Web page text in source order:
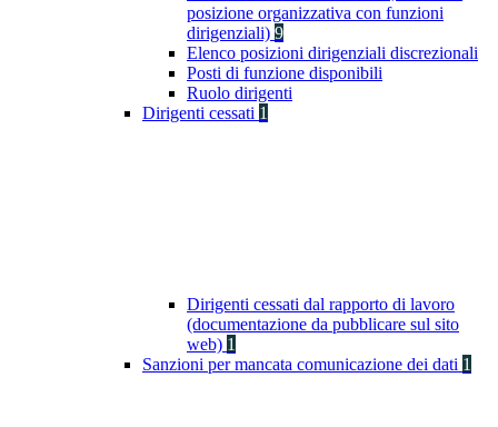
posizione organizzativa con funzioni
dirigenziali) 9
Elenco posizioni dirigenziali discrezionali
Posti di funzione disponibili
Ruolo dirigenti
Dirigenti cessati 1
Dirigenti cessati dal rapporto di lavoro
(documentazione da pubblicare sul sito
web) 1
Sanzioni per mancata comunicazione dei dati 1